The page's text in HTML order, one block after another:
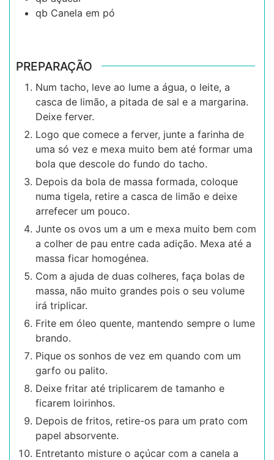
qb Canela em pó
PREPARAÇÃO
Num tacho, leve ao lume a água, o leite, a
casca de limão, a pitada de sal e a margarina.
Deixe ferver.
Logo que comece a ferver, junte a farinha de
uma só vez e mexa muito bem até formar uma
bola que descole do fundo do tacho.
Depois da bola de massa formada, coloque
numa tigela, retire a casca de limão e deixe
arrefecer um pouco.
Junte os ovos um a um e mexa muito bem com
a colher de pau entre cada adição. Mexa até a
massa ficar homogénea.
Com a ajuda de duas colheres, faça bolas de
massa, não muito grandes pois o seu volume
irá triplicar.
Frite em óleo quente, mantendo sempre o lume
brando.
Pique os sonhos de vez em quando com um
garfo ou palito.
Deixe fritar até triplicarem de tamanho e
ficarem loirinhos.
Depois de fritos, retire-os para um prato com
papel absorvente.
Entretanto misture o açúcar com a canela a